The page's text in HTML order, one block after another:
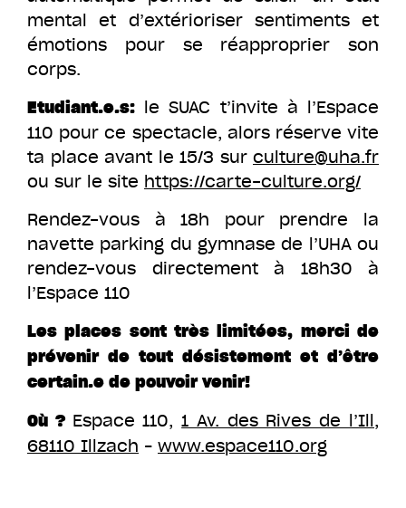
mental et d’extérioriser sentiments et
émotions pour se réapproprier son
corps.
Etudiant.e.s: le SUAC t’invite à l’Espace
110 pour ce spectacle, alors réserve vite
ta place avant le 15/3 sur culture@uha.fr
ou sur le site https://carte-culture.org/
Rendez-vous à 18h pour prendre la
navette parking du gymnase de l’UHA ou
rendez-vous directement à 18h30 à
l’Espace 110
Les places sont très limitées, merci de
prévenir de tout désistement et d’être
certain.e de pouvoir venir!
Où ? Espace 110,1 Av. des Rives de l’Ill,
68110 Illzach – www.espace110.org